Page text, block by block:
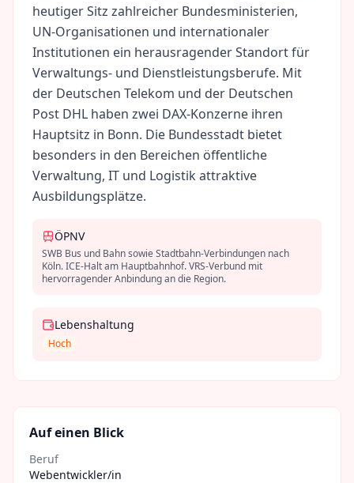
heutiger Sitz zahlreicher Bundesministerien,
UN-Organisationen und internationaler
Institutionen ein herausragender Standort für
Verwaltungs- und Dienstleistungsberufe. Mit
der Deutschen Telekom und der Deutschen
Post DHL haben zwei DAX-Konzerne ihren
Hauptsitz in Bonn. Die Bundesstadt bietet
besonders in den Bereichen öffentliche
Verwaltung, IT und Logistik attraktive
Ausbildungsplätze.
ÖPNV
SWB Bus und Bahn sowie Stadtbahn-Verbindungen nach
Köln. ICE-Halt am Hauptbahnhof. VRS-Verbund mit
hervorragender Anbindung an die Region.
Lebenshaltung
Hoch
Auf einen Blick
Beruf
Webentwickler/in